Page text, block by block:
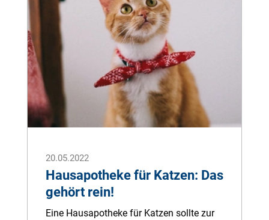
Stubentiger leiden bei Temperaturen ab
30 Grad und die Hitze kann sich negativ
auf ihren Organismus auswirken. Damit
Ihre Katze unbeschadet durch den
Sommer kommt, sollten Sie diese Infos
und Tipps unbedingt beachten.
20.05.2022
Hausapotheke für Katzen: Das
gehört rein!
Eine Hausapotheke für Katzen sollte zur